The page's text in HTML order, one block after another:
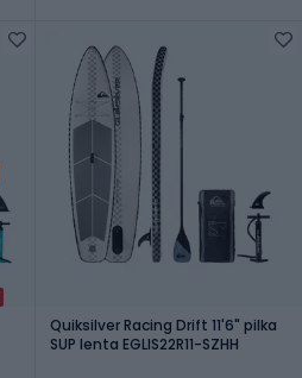
Quiksilver Racing Drift 11'6" pilka
SUP lenta EGLIS22R11-SZHH